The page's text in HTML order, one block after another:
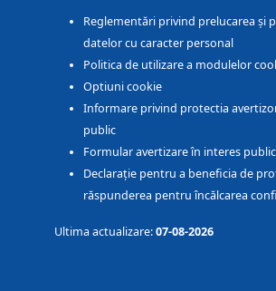
Reglementări privind prelucarea și
datelor cu caracter personal
Politica de utilizare a modulelor
Optiuni cookie
Informare privind protectia
public
Formular avertizare în interes public
Declarație pentru a beneficia de
răspunderea pentru încălcarea
Ultima actualizare:07-08-2026